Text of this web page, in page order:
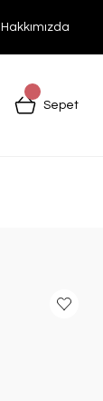
Hakkımızda
Sepet